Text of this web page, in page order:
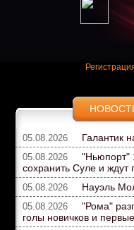
05.08.2026 Галантик
05.08.2026"Ньюпорт"
сохранить Суле и ждут
05.08.2026 Науэль
05.08.2026"Рома"
голы новичков и